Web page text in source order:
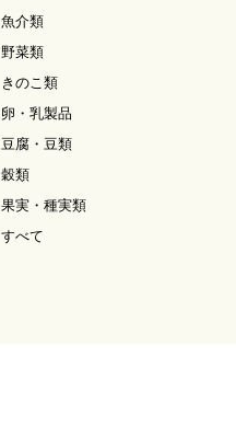
魚介類
野菜類
きのこ類
卵・乳製品
豆腐・豆類
穀類
果実・種実類
すべて